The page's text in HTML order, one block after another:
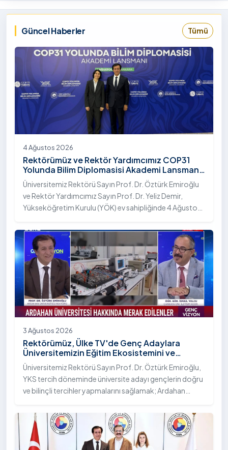
İçin
Tıklayınız
Güncel Haberler Tümü
4 Ağustos 2026
Rektörümüz ve Rektör Yardımcımız COP31
Yolunda Bilim Diplomasisi Akademi Lansmanı
Toplantısına Katıldı
Üniversitemiz Rektörü Sayın Prof. Dr. Öztürk Emiroğlu
ve Rektör Yardımcımız Sayın Prof. Dr. Yeliz Demir,
Yükseköğretim Kurulu (YÖK) ev sahipliğinde 4 Ağustos
Bilim Diplomasisi: Akademi Lansmanı” programına
katıldı.
3 Ağustos 2026
Rektörümüz, Ülke TV'de Genç Adaylara
Üniversitemizin Eğitim Ekosistemini ve
Sunduğu Nitelikli İmkânları Anlattı
Üniversitemiz Rektörü Sayın Prof. Dr. Öztürk Emiroğlu,
YKS tercih döneminde üniversite adayı gençlerin doğru
ve bilinçli tercihler yapmalarını sağlamak; Ardahan
çeşitliliğini ve nitelikli imkânlarını aktarmak üzere Ülke TV
ekranlarında yayımlanan "Genç Vizyon" programına
canlı yayın konuğu olarak katıldı.